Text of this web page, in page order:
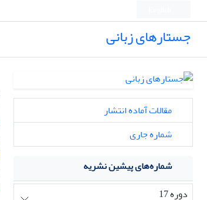
جستارهای زبانی
مقالات آماده انتشار
شماره جاری
شماره‌های پیشین نشریه
دوره 17